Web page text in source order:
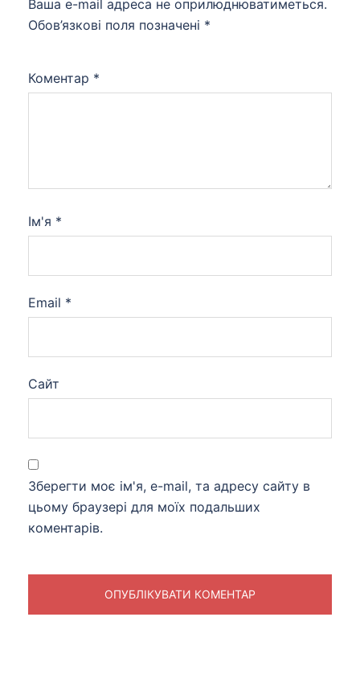
Ваша e-mail адреса не оприлюднюватиметься.
Обов’язкові поля позначені *
Коментар *
Ім'я *
Email *
Сайт
Зберегти моє ім'я, e-mail, та адресу сайту в
цьому браузері для моїх подальших
коментарів.